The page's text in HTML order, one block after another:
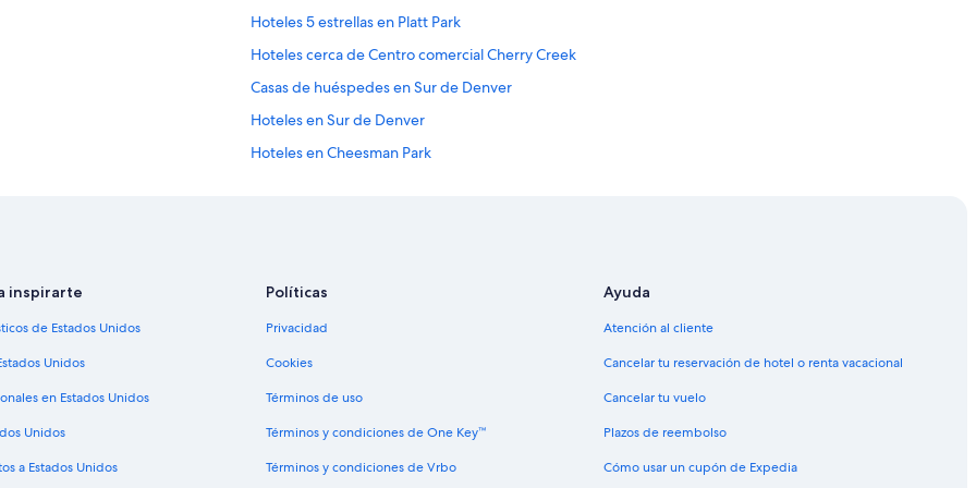
Hoteles 5 estrellas en Platt Park
Hoteles cerca de Centro comercial Cherry Creek
Casas de huéspedes en Sur de Denver
Hoteles en Sur de Denver
Hoteles en Cheesman Park
Hoteles en Capitol Hill
Hoteles en la playa en Condado de Denver
Hoteles con alberca en Condado de Denver
inspirarte
de Estados Unidos
Unidos
en Estados Unidos
Unidos
a Estados Unidos
Políticas
Privacidad
Cookies
Términos de uso
Términos y condiciones de One Key™
Términos y condiciones de Vrbo
Ayuda
Atención al cliente
Cancelar tu reservación de hotel o renta vacacional
Cancelar tu vuelo
Plazos de reembolso
Cómo usar un cupón de Expedia